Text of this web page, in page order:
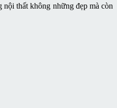
thất không những đẹp mà còn